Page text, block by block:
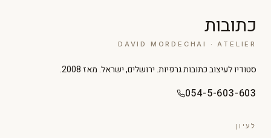
כתובות
DAVID MORDECHAI · ATELIER
סטודיו לעיצוב כתובות גרפיות. ירושלים, ישראל. מאז 2008.
054-5-603-603
לעיון